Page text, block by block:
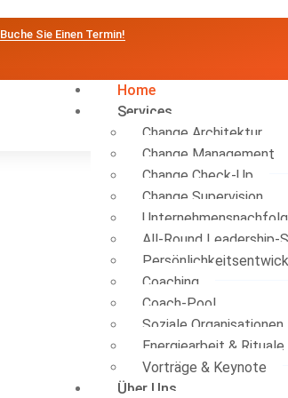
Buche Sie Einen Termin!
Home
Services
Change Architektur
Change Management
Change Check-Up
Change Supervision
All-Round Leadership-
Coaching
Coach-Pool
Soziale Organisationen
Energiearbeit & Rituale
Vorträge & Keynote
Über Uns